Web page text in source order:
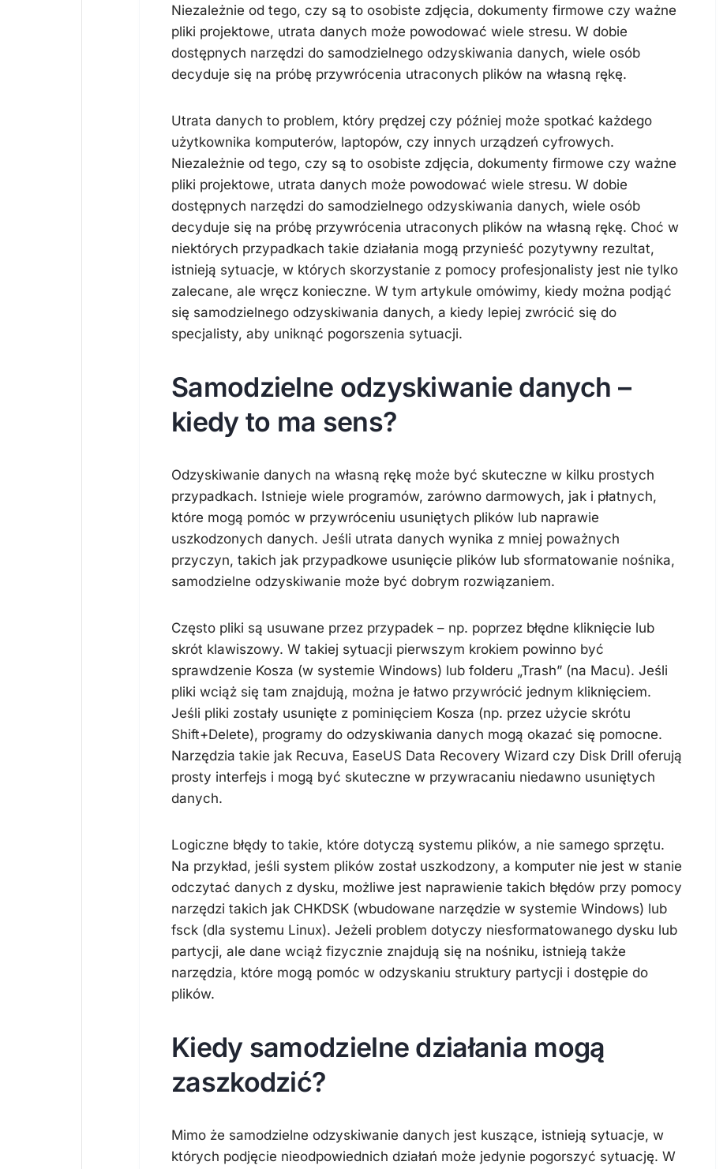
Kuchnia
życia
Zdrowie
Niezależnie od tego, czy są to osobiste zdjęcia, dokumenty firmowe czy ważne
pliki projektowe, utrata danych może powodować wiele stresu. W dobie
dostępnych narzędzi do samodzielnego odzyskiwania danych, wiele osób
decyduje się na próbę przywrócenia utraconych plików na własną rękę.
Utrata danych to problem, który prędzej czy później może spotkać każdego
użytkownika komputerów, laptopów, czy innych urządzeń cyfrowych.
Niezależnie od tego, czy są to osobiste zdjęcia, dokumenty firmowe czy ważne
pliki projektowe, utrata danych może powodować wiele stresu. W dobie
dostępnych narzędzi do samodzielnego odzyskiwania danych, wiele osób
decyduje się na próbę przywrócenia utraconych plików na własną rękę. Choć w
niektórych przypadkach takie działania mogą przynieść pozytywny rezultat,
istnieją sytuacje, w których skorzystanie z pomocy profesjonalisty jest nie tylko
zalecane, ale wręcz konieczne. W tym artykule omówimy, kiedy można podjąć
się samodzielnego odzyskiwania danych, a kiedy lepiej zwrócić się do
specjalisty, aby uniknąć pogorszenia sytuacji.
Samodzielne odzyskiwanie danych –
kiedy to ma sens?
Odzyskiwanie danych na własną rękę może być skuteczne w kilku prostych
przypadkach. Istnieje wiele programów, zarówno darmowych, jak i płatnych,
które mogą pomóc w przywróceniu usuniętych plików lub naprawie
uszkodzonych danych. Jeśli utrata danych wynika z mniej poważnych
przyczyn, takich jak przypadkowe usunięcie plików lub sformatowanie nośnika,
samodzielne odzyskiwanie może być dobrym rozwiązaniem.
Często pliki są usuwane przez przypadek – np. poprzez błędne kliknięcie lub
skrót klawiszowy. W takiej sytuacji pierwszym krokiem powinno być
sprawdzenie Kosza (w systemie Windows) lub folderu „Trash” (na Macu). Jeśli
pliki wciąż się tam znajdują, można je łatwo przywrócić jednym kliknięciem.
Jeśli pliki zostały usunięte z pominięciem Kosza (np. przez użycie skrótu
Shift+Delete), programy do odzyskiwania danych mogą okazać się pomocne.
Narzędzia takie jak Recuva, EaseUS Data Recovery Wizard czy Disk Drill oferują
prosty interfejs i mogą być skuteczne w przywracaniu niedawno usuniętych
danych.
Logiczne błędy to takie, które dotyczą systemu plików, a nie samego sprzętu.
Na przykład, jeśli system plików został uszkodzony, a komputer nie jest w stanie
odczytać danych z dysku, możliwe jest naprawienie takich błędów przy pomocy
narzędzi takich jak CHKDSK (wbudowane narzędzie w systemie Windows) lub
fsck (dla systemu Linux). Jeżeli problem dotyczy niesformatowanego dysku lub
partycji, ale dane wciąż fizycznie znajdują się na nośniku, istnieją także
narzędzia, które mogą pomóc w odzyskaniu struktury partycji i dostępie do
plików.
Kiedy samodzielne działania mogą
zaszkodzić?
Mimo że samodzielne odzyskiwanie danych jest kuszące, istnieją sytuacje, w
których podjęcie nieodpowiednich działań może jedynie pogorszyć sytuację. W